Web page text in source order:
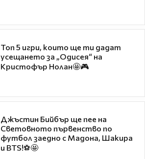
Топ 5 игри, които ще ти дадат
усещането за „Одисея“ на
Кристофър Нолан🤩🎮
Джъстин Бийбър ще пее на
Световното първенство по
футбол заедно с Мадона, Шакира
и BTS!⚽🤩